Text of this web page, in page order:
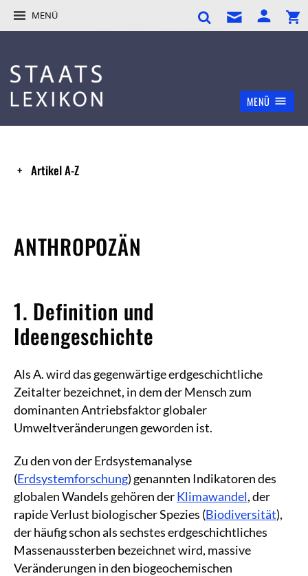
MENÜ
MENÜ
Artikel A-Z
ANTHROPOZÄN
1. Definition und
Ideengeschichte
Als A. wird das gegenwärtige erdgeschichtliche
Zeitalter bezeichnet, in dem der Mensch zum
dominanten Antriebsfaktor globaler
Umweltveränderungen geworden ist.
Zu den von der Erdsystemanalyse
(Erdsystemforschung) genannten Indikatoren des
globalen Wandels gehören derKlimawandel, der
rapide Verlust biologischer Spezies (Biodiversität),
der häufig schon als sechstes erdgeschichtliches
Massenaussterben bezeichnet wird, massive
Veränderungen in den biogeochemischen